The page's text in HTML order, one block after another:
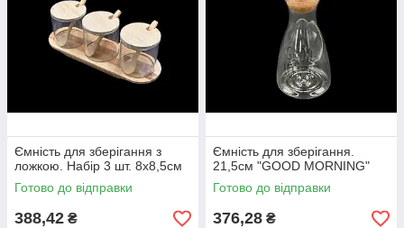
Ємність для зберігання з
ложкою. Набір 3 шт. 8х8,5см
Готово до відправки
388,42 ₴
Ємність для зберігання.
21,5см "GOOD MORNING"
Готово до відправки
376,28 ₴